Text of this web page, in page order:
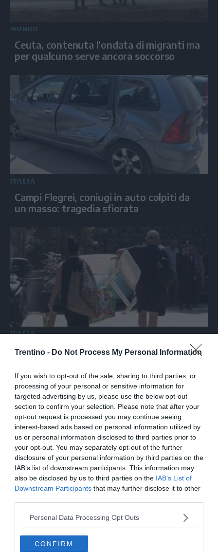
Trentino - Do Not Process My Personal Information
If you wish to opt-out of the sale, sharing to third parties, or
processing of your personal or sensitive information for
targeted advertising by us, please use the below opt-out
section to confirm your selection. Please note that after your
opt-out request is processed you may continue seeing
interest-based ads based on personal information utilized by
us or personal information disclosed to third parties prior to
your opt-out. You may separately opt-out of the further
disclosure of your personal information by third parties on the
IAB’s list of downstream participants. This information may
also be disclosed by us to third parties on the IAB’s List of
Downstream Participants that may further disclose it to other
Personal Data Processing Opt Outs
CONFIRM
MONDO
Ceuta, contenuta l'ondata di migranti ma
per qualcuno serve ancora soccorso
ITALIA
Campi Flegrei, coniugi in auto colpiti da
un masso: tragedia sfiorata
ITALIA
Campi Flegrei, i residenti a Pozzuoli: "Vivi
ITALIA
Campi Flegrei, la rabbia dei residenti a
Pozzuoli: "Istituzioni assenti"